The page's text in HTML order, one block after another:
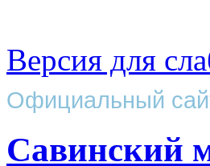
Версия для
Официальный
Савинский